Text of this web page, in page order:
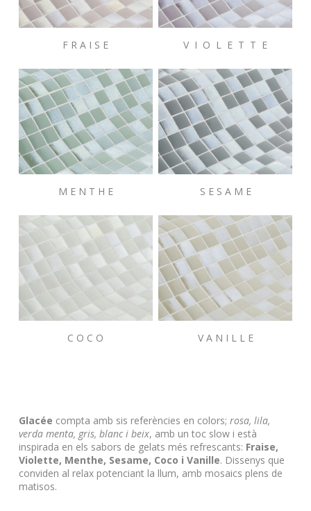
F R A I S E V I O L E T T E
M E N T H E S E S A M E
C O C O V A N I L L E
Glacée compta amb sis referències en colors; rosa, lila,
verda menta, gris, blanc i beix, amb un toc slow i està
inspirada en els sabors de gelats més refrescants: Fraise,
Violette, Menthe, Sesame, Coco i Vanille. Dissenys que
conviden al relax potenciant la llum, amb mosaics plens de
matisos.